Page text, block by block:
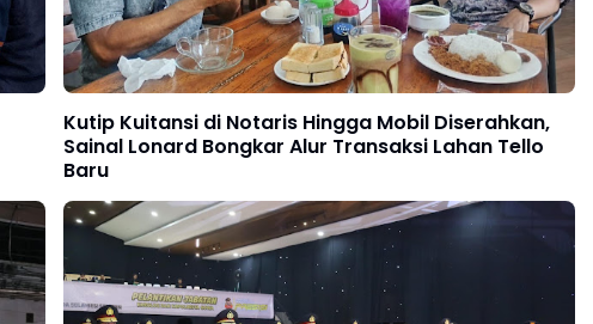
Kutip Kuitansi di Notaris Hingga Mobil Diserahkan,
Sainal Lonard Bongkar Alur Transaksi Lahan Tello
Baru